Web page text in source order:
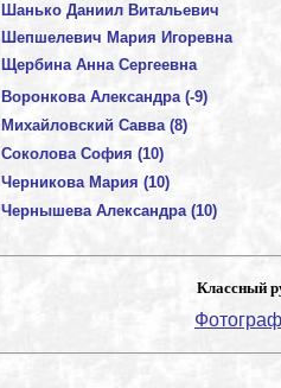
Шанько Даниил Витальевич
Шепшелевич Мария Игоревна
Щербина Анна Сергеевна
Воронкова Александра (-9)
Михайловский Савва (8)
Соколова София (10)
Черникова Мария (10)
Чернышева Александра (10)
Классный